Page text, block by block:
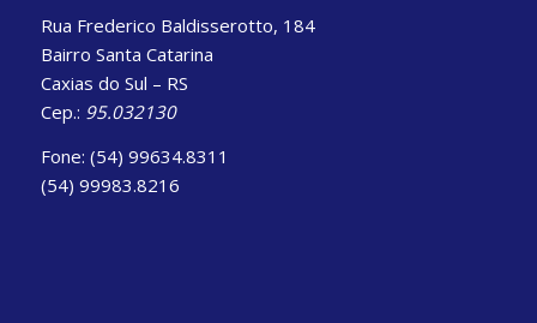
Rua Frederico Baldisserotto, 184
Bairro Santa Catarina
Caxias do Sul – RS
Cep.: 95.032130
Fone: (54) 99634.8311
(54) 99983.8216